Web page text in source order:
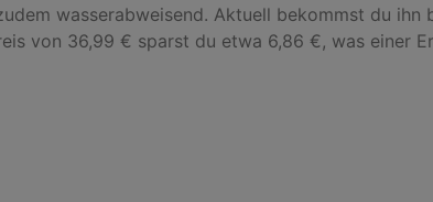
wasserabweisend. Aktuell bekommst du
von 36,99 € sparst du etwa 6,86 €, was einer